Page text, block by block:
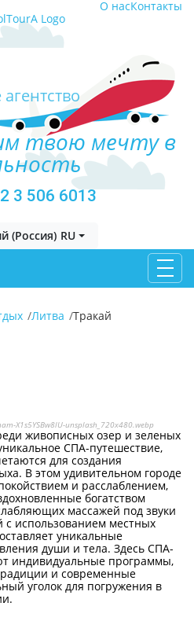
О насКонтакты
твою мечту в
3 506 6013
RU
Литва Тракай
X1s5YSBw8lU-unsplash_720x480.webp
живописных озер и зеленых
СПА-путешествие,
для создания
В этом удивительном городе
и расслаблением,
богатством
массажей под звуки
с использованием местных
уникальные
души и тела. Здесь СПА-
индивидуальные программы,
и современные
уголок для погружения в